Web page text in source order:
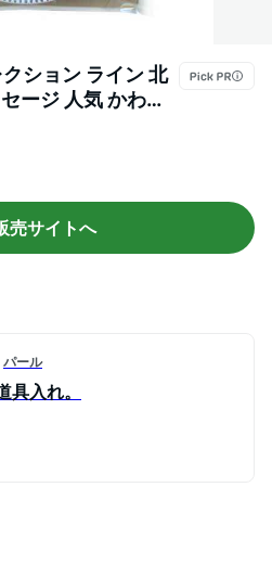
ション ライン 北
ージ 人気 かわい
欧柄 MRM-D-L
刷
売サイトへ
パール
具入れ。